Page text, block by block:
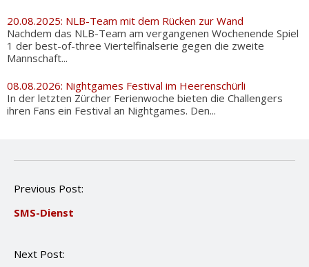
20.08.2025: NLB-Team mit dem Rücken zur Wand
Nachdem das NLB-Team am vergangenen Wochenende Spiel
1 der best-of-three Viertelfinalserie gegen die zweite
Mannschaft...
08.08.2026: Nightgames Festival im Heerenschürli
In der letzten Zürcher Ferienwoche bieten die Challengers
ihren Fans ein Festival an Nightgames. Den...
P
s
a
Previous Post:
SMS-Dienst
Next Post: